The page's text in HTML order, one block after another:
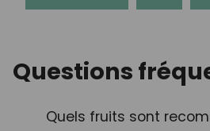
Questions
Quels fruits sont